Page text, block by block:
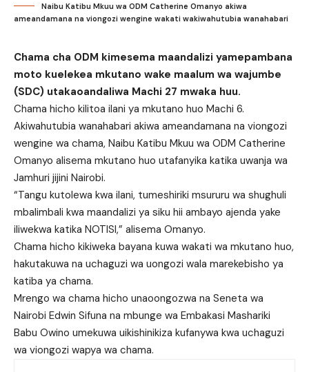
Naibu Katibu Mkuu wa ODM Catherine Omanyo akiwa
ameandamana na viongozi wengine wakati wakiwahutubia wanahabari
Chama cha ODM kimesema maandalizi yamepambana
moto kuelekea mkutano wake maalum wa wajumbe
(SDC) utakaoandaliwa Machi 27 mwaka huu.
Chama hicho kilitoa ilani ya mkutano huo Machi 6.
Akiwahutubia wanahabari akiwa ameandamana na viongozi
wengine wa chama, Naibu Katibu Mkuu wa ODM Catherine
Omanyo alisema mkutano huo utafanyika katika uwanja wa
Jamhuri jijini Nairobi.
“Tangu kutolewa kwa ilani, tumeshiriki msururu wa shughuli
mbalimbali kwa maandalizi ya siku hii ambayo ajenda yake
iliwekwa katika NOTISI,” alisema Omanyo.
Chama hicho kikiweka bayana kuwa wakati wa mkutano huo,
hakutakuwa na uchaguzi wa uongozi wala marekebisho ya
katiba ya chama.
Mrengo wa chama hicho unaoongozwa na Seneta wa
Nairobi Edwin Sifuna na mbunge wa Embakasi Mashariki
Babu Owino umekuwa uikishinikiza kufanywa kwa uchaguzi
wa viongozi wapya wa chama.